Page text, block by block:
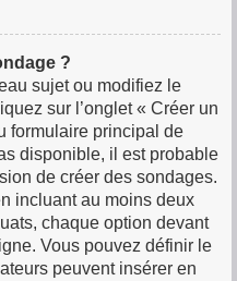
?
sujet ou modifiez le
sur l’onglet « Créer un
formulaire principal de
disponible, il est probable
de créer des sondages.
incluant au moins deux
chaque option devant
Vous pouvez définir le
peuvent insérer en